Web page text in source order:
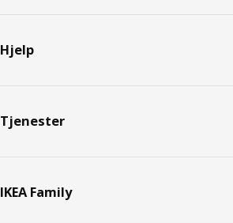
Hjelp
Tjenester
IKEA Family